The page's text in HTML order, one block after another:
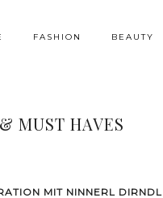
FASHION BEAUTY
MUST HAVES
MIT NINNERL DIRNDL